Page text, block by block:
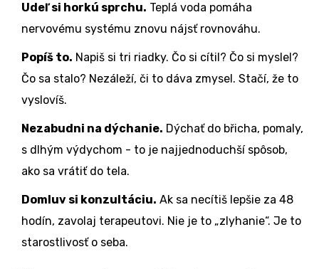
Udeľ si horkú sprchu. Teplá voda pomáha
nervovému systému znovu nájsť rovnováhu.
Popíš to. Napiš si tri riadky. Čo si cítil? Čo si myslel?
Čo sa stalo? Nezáleží, či to dáva zmysel. Stačí, že to
vyslovíš.
Nezabudni na dýchanie. Dýchať do břicha, pomaly,
s dlhým výdychom - to je najjednoduchší spôsob,
ako sa vrátiť do tela.
Domluv si konzultáciu. Ak sa necítiš lepšie za 48
hodín, zavolaj terapeutovi. Nie je to „zlyhanie“. Je to
starostlivosť o seba.